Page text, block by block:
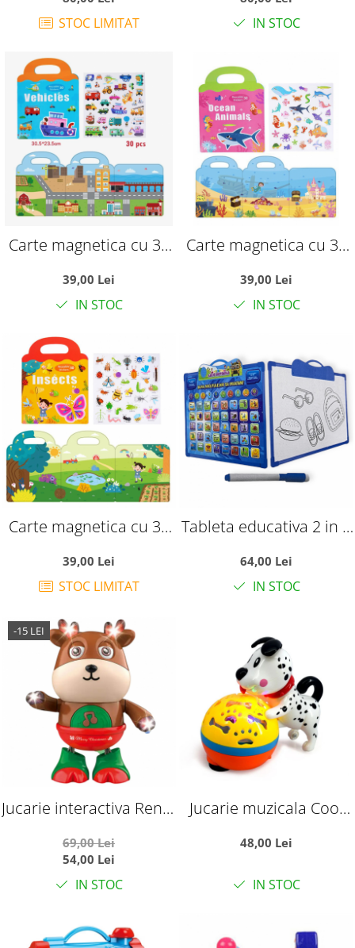
Activitati Logopedice si
Jocuri, verde
STOC LIMITAT
Activitati Logopedice si
Jocuri, roz
IN STOC
Carte magnetica cu 30
Vehicule in Oras
39,00 Lei
IN STOC
Carte magnetica cu 32
Animalele marine
39,00 Lei
IN STOC
Carte magnetica cu 30
Insectele benefice si
daunatoare
39,00 Lei
STOC LIMITAT
Tableta educativa 2 in 1
tabla de scris
64,00 Lei
IN STOC
-15 LEI
Jucarie interactiva Renul
danseaza, cu lumini
69,00 Lei
54,00 Lei
IN STOC
Jucarie muzicala Cool
pentru copii
48,00 Lei
IN STOC